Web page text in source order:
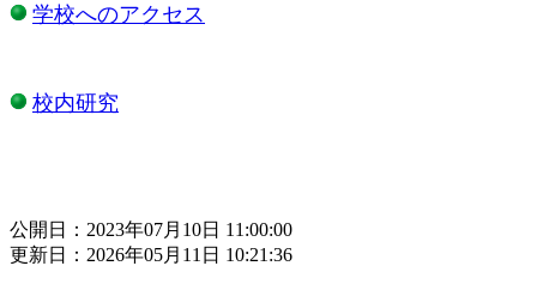
学校へのアクセス
校内研究
公開日：2023年07月10日 11:00:00
更新日：2026年05月11日 10:21:36